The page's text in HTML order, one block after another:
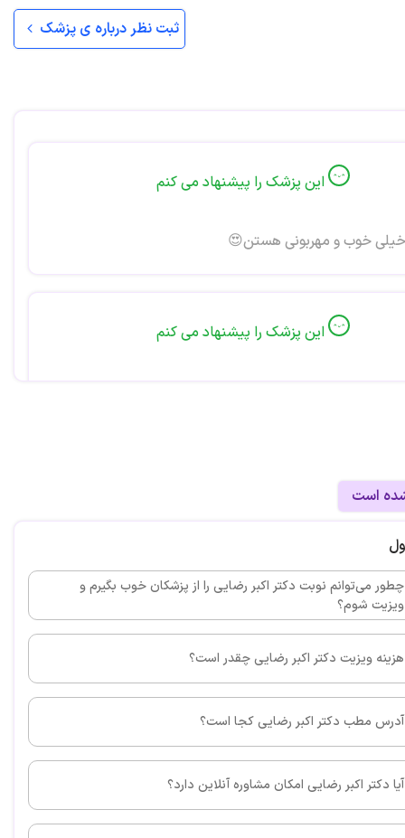
ثبت نظر درباره ی پزشک
این پزشک را پیشنهاد می کنم
خوب و مهربونی هستن😍
این پزشک را پیشنهاد می کنم
جراحی کردم.اصلا حتی ذره ای درد ندارم و حالم عالیه.خدا
کامل و عمربلند بده❤
است
چطور می‌توانم نوبت دکتر اکبر رضایی را از پزشکان خوب بگیرم و
ویزیت شوم؟
هزینه ویزیت دکتر اکبر رضایی چقدر است؟
آدرس مطب دکتر اکبر رضایی کجا است؟
آیا دکتر اکبر رضایی امکان مشاوره آنلاین دارد؟